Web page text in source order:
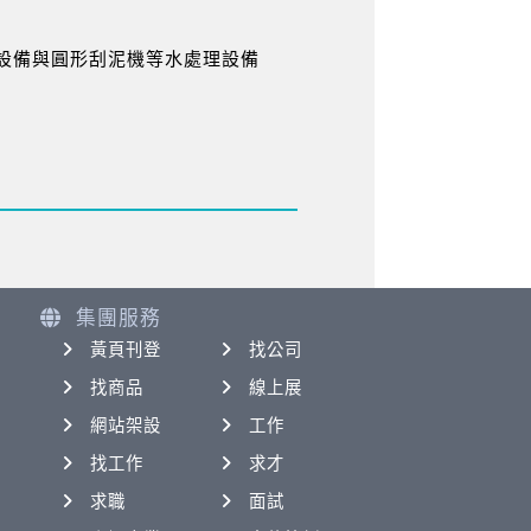
備與圓形刮泥機等水處理設備
集團服務
黃頁刊登
找公司
找商品
線上展
網站架設
工作
找工作
求才
求職
面試